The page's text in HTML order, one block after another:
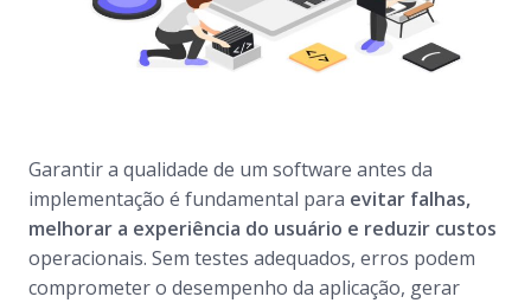
Garantir a qualidade de um software antes da
implementação é fundamental para evitar falhas,
melhorar a experiência do usuário e reduzir custos
operacionais. Sem testes adequados, erros podem
comprometer o desempenho da aplicação, gerar